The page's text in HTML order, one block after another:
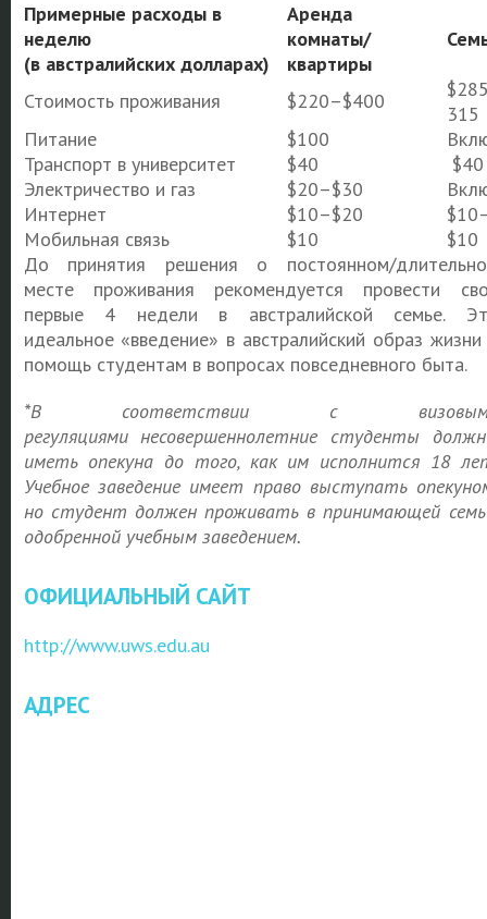
Примерные расходы в
неделю
(в австралийских долларах)
Аренда
комнаты/
квартиры
Стоимость проживания $220–$400
315
Питание
$100
Транспорт в университет
$40
$40
Электричество и газ
$20–$30
Интернет
$10–$20
Мобильная связь
$10
$10
До принятия решения о постоянном/
месте проживания рекомендуется провести
первые 4 недели в австралийской семье.
идеальное «введение» в австралийский образ
помощь студентам в вопросах повседневного быта.
*В соответствии с
регуляцияминесовершеннолетние студенты
иметь опекуна до того, как им исполнится 18
Учебное заведение имеет право выступать
но студент должен проживать в принимающей
одобренной учебным заведением.
ОФИЦИАЛЬНЫЙ САЙТ
http://www.uws.edu.au
АДРЕС